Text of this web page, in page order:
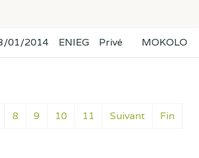
8 9 10 11 Suivant Fin
01/2014 ENIEG Privé MOKOLO